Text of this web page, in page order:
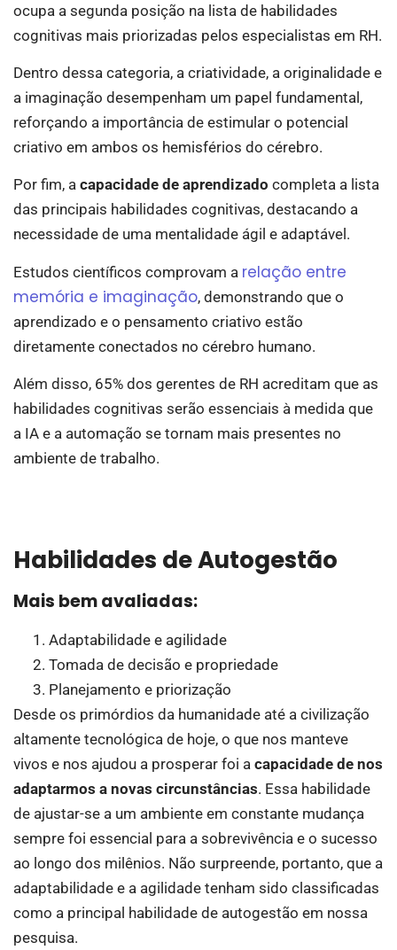
ocupa a segunda posição na lista de habilidades
cognitivas mais priorizadas pelos especialistas em RH.
Dentro dessa categoria, a criatividade, a originalidade e
a imaginação desempenham um papel fundamental,
reforçando a importância de estimular o potencial
criativo em ambos os hemisférios do cérebro.
Por fim, a capacidade de aprendizado completa a lista
das principais habilidades cognitivas, destacando a
necessidade de uma mentalidade ágil e adaptável.
Estudos científicos comprovam a relação entre
memória e imaginação, demonstrando que o
aprendizado e o pensamento criativo estão
diretamente conectados no cérebro humano.
Além disso, 65% dos gerentes de RH acreditam que as
habilidades cognitivas serão essenciais à medida que
a IA e a automação se tornam mais presentes no
ambiente de trabalho.
Habilidades de Autogestão
Mais bem avaliadas:
Adaptabilidade e agilidade
Tomada de decisão e propriedade
Planejamento e priorização
Desde os primórdios da humanidade até a civilização
altamente tecnológica de hoje, o que nos manteve
vivos e nos ajudou a prosperar foi a capacidade de nos
adaptarmos a novas circunstâncias. Essa habilidade
de ajustar-se a um ambiente em constante mudança
sempre foi essencial para a sobrevivência e o sucesso
ao longo dos milênios. Não surpreende, portanto, que a
adaptabilidade e a agilidade tenham sido classificadas
como a principal habilidade de autogestão em nossa
pesquisa.